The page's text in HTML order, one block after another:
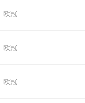
欧冠
欧冠
欧冠